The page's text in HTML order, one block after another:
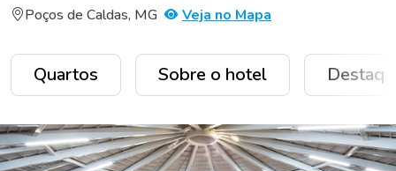
Poços de Caldas, MG Veja no Mapa
Quartos Sobre o hotel